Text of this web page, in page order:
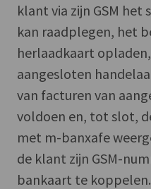
klant via zijn GSM het
kan raadplegen, het
herlaadkaart
aangesloten
van facturen van
voldoen en, tot slot,
met m-banxafe
de klant zijn GSM-
bankaart te koppelen.